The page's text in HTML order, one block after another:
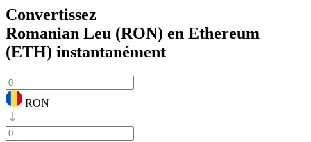
Convertissez
Romanian Leu (RON) en Ethereum
(ETH) instantanément
RON